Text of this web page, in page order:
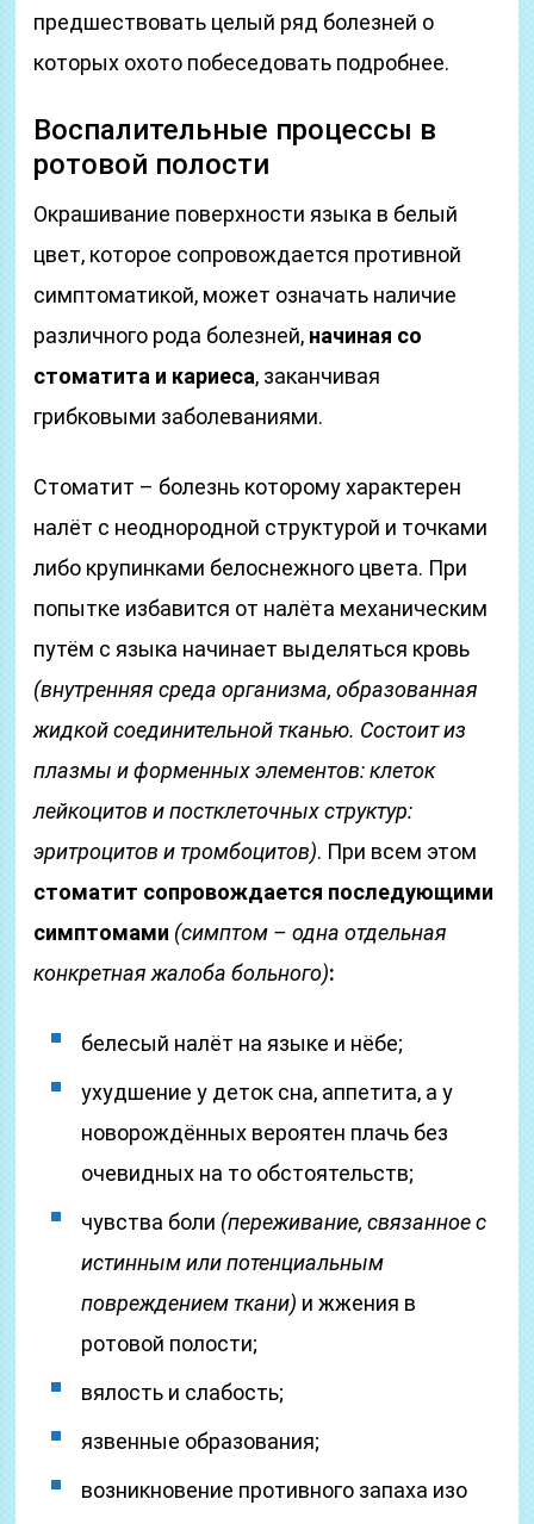
предшествовать целый ряд болезней о
которых охото побеседовать подробнее.
Воспалительные процессы в
ротовой полости
Окрашивание поверхности языка в белый
цвет, которое сопровождается противной
симптоматикой, может означать наличие
различного рода болезней, начиная со
стоматита и кариеса, заканчивая
грибковыми заболеваниями.
Стоматит – болезнь которому характерен
налёт с неоднородной структурой и точками
либо крупинками белоснежного цвета. При
попытке избавится от налёта механическим
путём с языка начинает выделяться кровь
(внутренняя среда организма, образованная
жидкой соединительной тканью. Состоит из
плазмы и форменных элементов: клеток
лейкоцитов и постклеточных структур:
эритроцитов и тромбоцитов). При всем этом
стоматит сопровождается последующими
симптомами (симптом – одна отдельная
конкретная жалоба больного):
белесый налёт на языке и нёбе;
ухудшение у деток сна, аппетита, а у
новорождённых вероятен плачь без
очевидных на то обстоятельств;
чувства боли (переживание, связанное с
истинным или потенциальным
повреждением ткани) и жжения в
ротовой полости;
вялость и слабость;
язвенные образования;
возникновение противного запаха изо